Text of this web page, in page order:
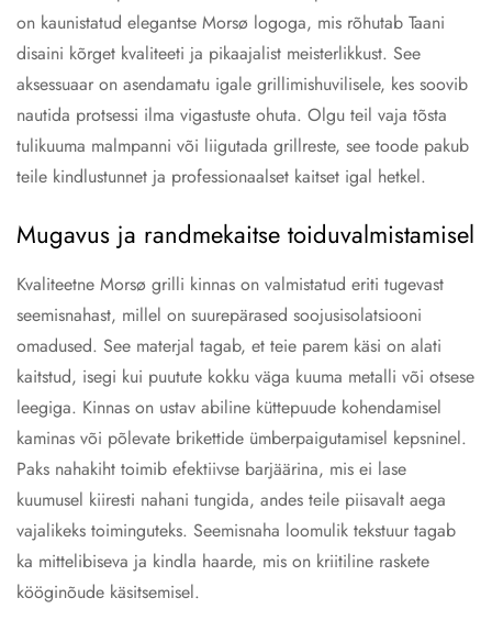
on kaunistatud elegantse Morsø logoga, mis rõhutab Taani
disaini kõrget kvaliteeti ja pikaajalist meisterlikkust. See
aksessuaar on asendamatu igale grillimishuvilisele, kes soovib
nautida protsessi ilma vigastuste ohuta. Olgu teil vaja tõsta
tulikuuma malmpanni või liigutada grillreste, see toode pakub
teile kindlustunnet ja professionaalset kaitset igal hetkel.
Mugavus ja randmekaitse toiduvalmistamisel
Kvaliteetne Morsø grilli kinnas on valmistatud eriti tugevast
seemisnahast, millel on suurepärased soojusisolatsiooni
omadused. See materjal tagab, et teie parem käsi on alati
kaitstud, isegi kui puutute kokku väga kuuma metalli või otsese
leegiga. Kinnas on ustav abiline küttepuude kohendamisel
kaminas või põlevate brikettide ümberpaigutamisel kepsninel.
Paks nahakiht toimib efektiivse barjäärina, mis ei lase
kuumusel kiiresti nahani tungida, andes teile piisavalt aega
vajalikeks toiminguteks. Seemisnaha loomulik tekstuur tagab
ka mittelibiseva ja kindla haarde, mis on kriitiline raskete
kööginõude käsitsemisel.